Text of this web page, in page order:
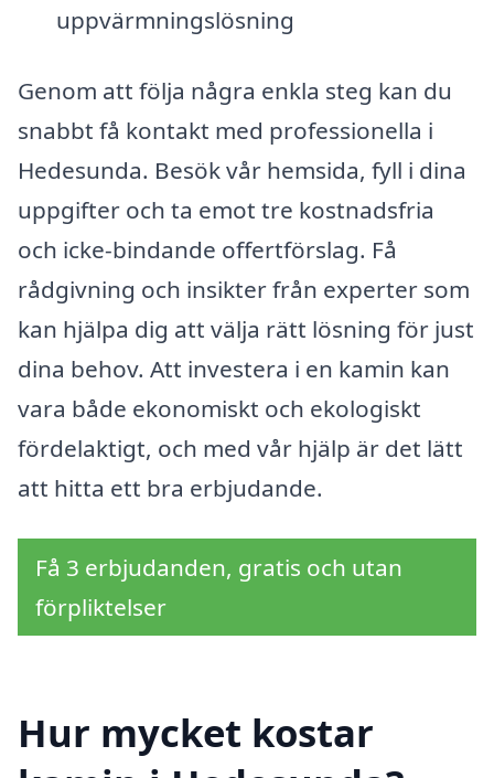
uppvärmningslösning
Genom att följa några enkla steg kan du
snabbt få kontakt med professionella i
Hedesunda. Besök vår hemsida, fyll i dina
uppgifter och ta emot tre kostnadsfria
och icke-bindande offertförslag. Få
rådgivning och insikter från experter som
kan hjälpa dig att välja rätt lösning för just
dina behov. Att investera i en kamin kan
vara både ekonomiskt och ekologiskt
fördelaktigt, och med vår hjälp är det lätt
att hitta ett bra erbjudande.
Få 3 erbjudanden, gratis och utan
förpliktelser
Hur mycket kostar